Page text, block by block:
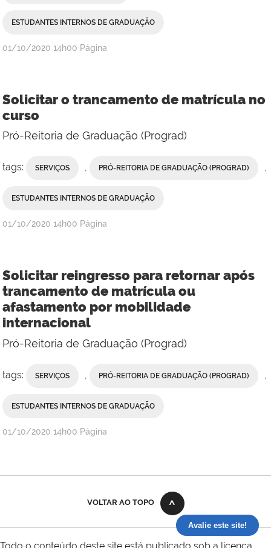
ESTUDANTES INTERNOS DE GRADUAÇÃO
publicado
01/10/2020 14h00 Página
Solicitar o trancamento de matrícula no
curso
Pró-Reitoria de Graduação (Prograd)
tags: SERVIÇOS , PRÓ-REITORIA DE GRADUAÇÃO (PROGRAD) ,
ESTUDANTES INTERNOS DE GRADUAÇÃO
publicado
01/10/2020 14h00 Página
Solicitar reingresso para retornar após
trancamento de matrícula ou
afastamento por mobilidade
internacional
Pró-Reitoria de Graduação (Prograd)
tags: SERVIÇOS PRÓ-REITORIA DE GRADUAÇÃO (PROGRAD)
ESTUDANTES INTERNOS DE GRADUAÇÃO
publicado
01/10/2020 14h00 Página
VOLTAR AO TOPO
Avalie este site!